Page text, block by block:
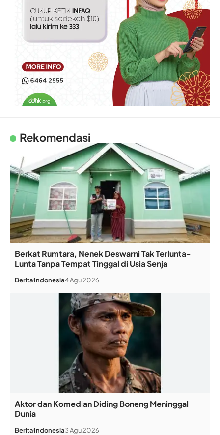
Rekomendasi
Berkat Rumtara, Nenek Deswarni Tak Terlunta-
Lunta Tanpa Tempat Tinggal di Usia Senja
BeritaIndonesia4 Agu 2026
Aktor dan Komedian Diding Boneng Meninggal
Dunia
BeritaIndonesia3 Agu 2026